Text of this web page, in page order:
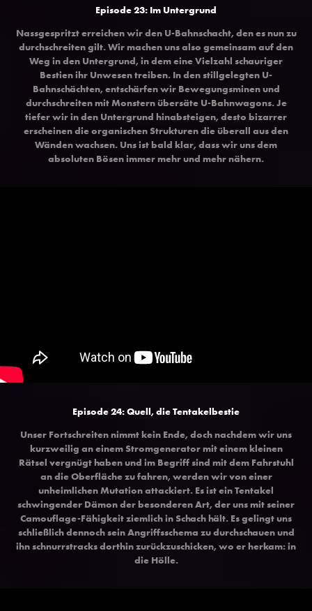
Episode 23: Im Untergrund
Nassgespritzt erreichen wir den U-Bahnschacht, den es nun zu
durchschreiten gilt. Wir machen uns also gemeinsam auf den
Weg in den Untergrund, in dem eine Vielzahl schauriger
Bestien ihr Unwesen treiben. In den stillgelegten U-
Bahnschächten, entschärfen wir Bewegungsminen und
durchschreiten mit Monstern übersäte U-Bahnwagons. Je
tiefer wir in den Untergrund hinabsteigen, desto bizarrer
erscheinen die organischen Strukturen die überall aus den
Wänden wachsen. Uns ist bald klar, dass wir uns dem
absoluten Bösen immer mehr und mehr nähern.
Episode 24: Quell, die Tentakelbestie
Unser Fortschreiten nimmt kein Ende, doch nachdem wir uns
kurzweilig an einem Stromgenerator mit einem kleinen
Rätsel vergnügt haben und im Begriff sind mit dem Fahrstuhl
an die Oberfläche zu fahren, werden wir von einer
unheimlichen Mutation attackiert. Es ist ein Tentakel
schwingender Dämon der besonderen Art, der uns mit seiner
Camouflage-Fähigkeit ziemlich in Schach hält. Es gelingt uns
schließlich dennoch sein Angriffsschema zu durchschauen und
ihn schnurrstracks dorthin zurückzuschicken, wo er herkam: in
die Hölle.